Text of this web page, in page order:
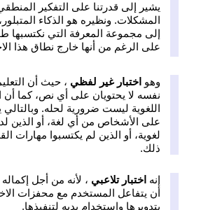
يشير إلى قدرتنا على التفكير المنطقي
المشكلات. ونظيره هو الذكاء المتبلور،
إلى مجموعة المعرفة التي نكتسبها طوال
على الرغم من أنها خارج نطاق هذا
وهواختبار غير لفظي، حيث أن التعليمات
نفسه لا يحتويان على أي نص، كما أن
اللغوية ليست ضرورية لحله. وبالتالي
على الأشخاص من أي لغة، أو الذين
لغوية، أو الذين لم يكتسبوا مهارات
ذلك.
اختبار تلاعبي، لأنه من أجل إكماله
أن يتفاعل المستخدم مع محفزات
بتدويرها واستخدام يديه لتنفيذها.